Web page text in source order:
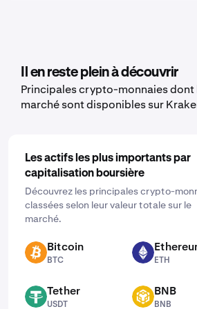
vous aimeriez acheter. Puis entrez
souhaitez acheter et sélectionnez la
cliquant sur "Ponctuel" et en
qui vous convient : quotidien,
Il en reste plein à découvrir
Principales crypto-monnaies dont
marché sont disponibles sur
Les actifs les plus importants par
capitalisation boursière
Découvrez les principales crypto-
classées selon leur valeur totale sur le
marché.
BTC Bitcoin
BTC
ETH
ETH
USDT Tether
USDT
BNB BNB
BNB